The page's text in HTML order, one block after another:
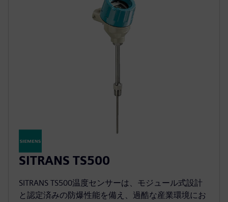
SITRANS TS500
SITRANS TS500温度センサーは、モジュール式設計
と認定済みの防爆性能を備え、過酷な産業環境にお